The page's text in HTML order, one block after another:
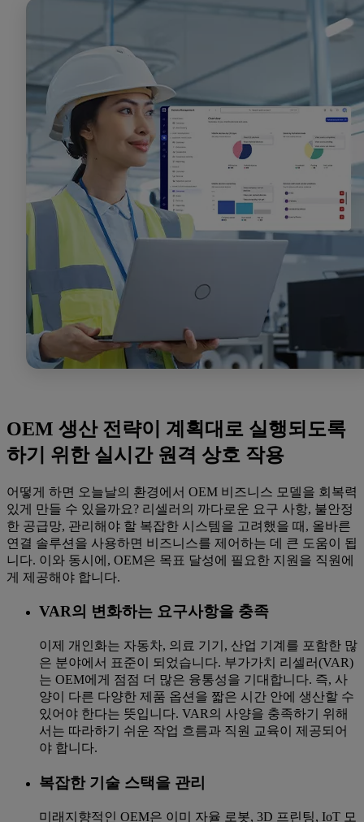
OEM 생산 전략이 계획대로 실행되도록
하기 위한 실시간 원격 상호 작용
어떻게 하면 오늘날의 환경에서 OEM 비즈니스 모델을 회복력
있게 만들 수 있을까요? 리셀러의 까다로운 요구 사항, 불안정
한 공급망, 관리해야 할 복잡한 시스템을 고려했을 때, 올바른
연결 솔루션을 사용하면 비즈니스를 제어하는 데 큰 도움이 됩
니다. 이와 동시에, OEM은 목표 달성에 필요한 지원을 직원에
게 제공해야 합니다.
VAR의 변화하는 요구사항을 충족
이제 개인화는 자동차, 의료 기기, 산업 기계를 포함한 많
은 분야에서 표준이 되었습니다. 부가가치 리셀러(VAR)
는 OEM에게 점점 더 많은 융통성을 기대합니다. 즉, 사
양이 다른 다양한 제품 옵션을 짧은 시간 안에 생산할 수
있어야 한다는 뜻입니다. VAR의 사양을 충족하기 위해
서는 따라하기 쉬운 작업 흐름과 직원 교육이 제공되어
야 합니다.
복잡한 기술 스택을 관리
미래지향적인 OEM은 이미 자율 로봇, 3D 프린팅, IoT 모